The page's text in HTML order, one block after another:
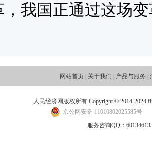
，我国正通过这场
网站首页 关于我们 产品与服务
人民经济网版权所有 Copyright © 2014-2024
京公网安备 11010802025585号
服务咨询QQ：